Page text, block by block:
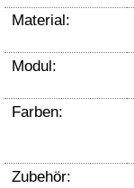
Material:
Modul:
Farben:
Zubehör: